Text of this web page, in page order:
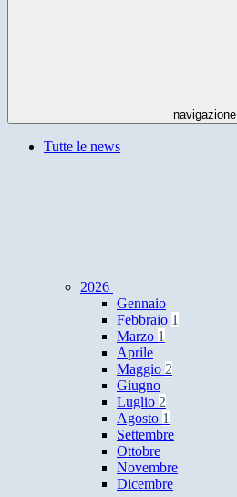
navigazione
Tutte le news
2026
Gennaio
Febbraio 1
Marzo 1
Aprile
Maggio 2
Giugno
Luglio 2
Agosto 1
Settembre
Ottobre
Novembre
Dicembre